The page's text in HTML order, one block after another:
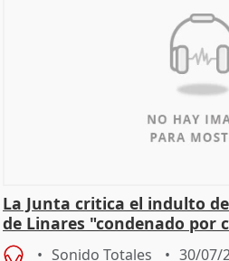
La Junta critica el indulto
de Linares "condenado por
Sonido Totales 30/07/